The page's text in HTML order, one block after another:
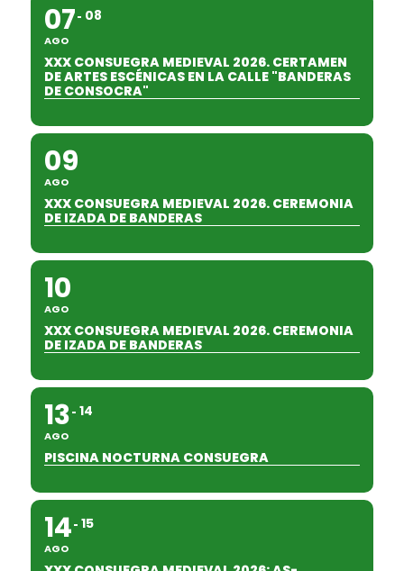
07
AGO
08
XXX CONSUEGRA MEDIEVAL 2026. CERTAMEN
DE ARTES ESCÉNICAS EN LA CALLE "BANDERAS
DE CONSOCRA"
09
AGO
XXX CONSUEGRA MEDIEVAL 2026. CEREMONIA
DE IZADA DE BANDERAS
10
AGO
XXX CONSUEGRA MEDIEVAL 2026. CEREMONIA
DE IZADA DE BANDERAS
13
AGO
14
PISCINA NOCTURNA CONSUEGRA
14
AGO
15